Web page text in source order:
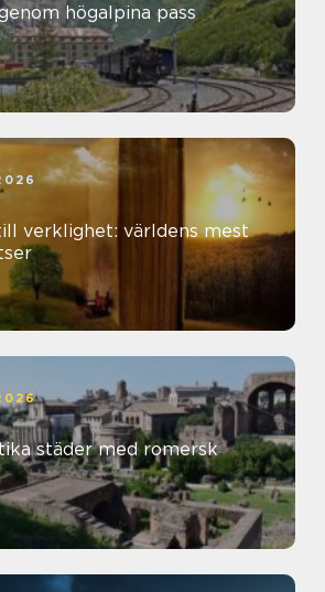
högalpina pass
verklighet: världens mest
städer med romersk